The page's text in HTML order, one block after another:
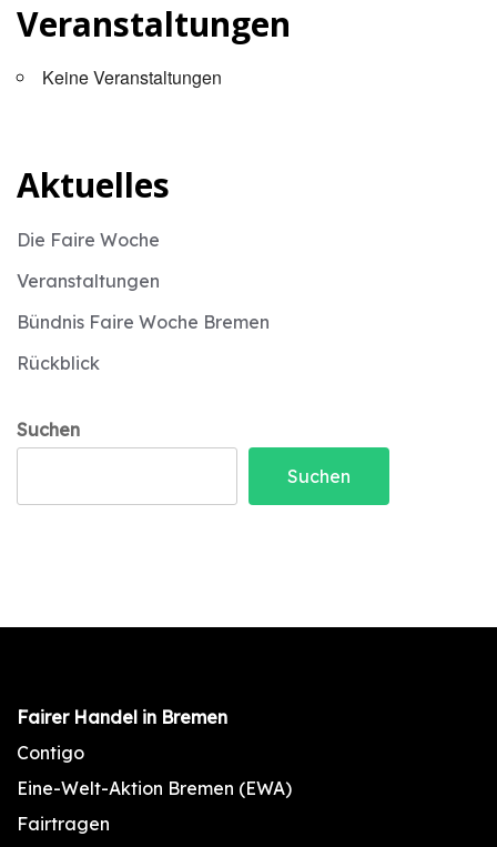
Veranstaltungen
Keine Veranstaltungen
Aktuelles
Die Faire Woche
Veranstaltungen
Bündnis Faire Woche Bremen
Rückblick
Suchen
Suchen
Fairer Handel in Bremen
Contigo
Eine-Welt-Aktion Bremen (EWA)
Fairtragen